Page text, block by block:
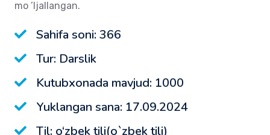
mo ’Ijallangan.
Sahifa soni: 366
Tur: Darslik
Kutubxonada mavjud: 1000
Yuklangan sana: 17.09.2024
Til: o‘zbek tili(o`zbek tili)